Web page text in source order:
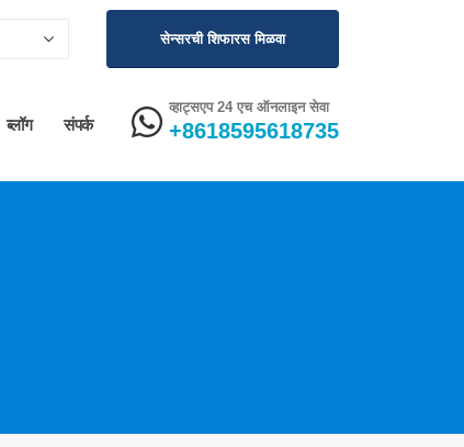
सेन्सरची शिफारस मिळवा
ब्लॉग संपर्क
व्हाट्सएप 24 एच ऑनलाइन सेवा
+8618595618735